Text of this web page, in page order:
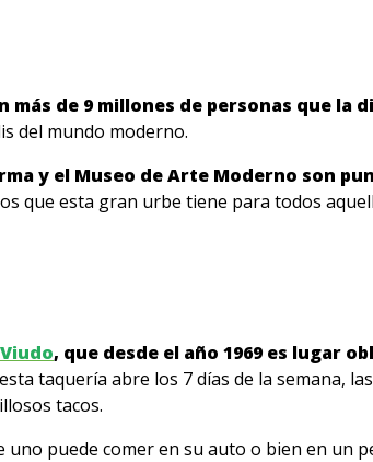
más de 9 millones de personas que la
del mundo moderno.
y el Museo de Arte Moderno son
que esta gran urbe tiene para todos
, que desde el año 1969 es lugar
taquería abre los 7 días de la semana,
tacos.
puede comer en su auto o bien en un